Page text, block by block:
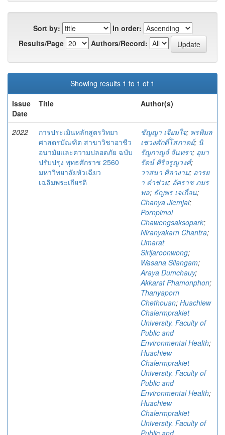
Sort by:
In order:
Results/Page
Authors/Record:
Showing results 1 to 1 of 1
Issue
Date
Title Author(s)
2022
การประเมินหลักสูตรวิทยา
ศาสตรบัณฑิต สาขาวิชาอาชีว
อนามัยและความปลอดภัย ฉบับ
ปรับปรุง พุทธศักราช 2560
มหาวิทยาลัยหัวเฉียว
เฉลิมพระเกียรติ
ชัญญา เจียมใจ; พรพิมล
เชวงศักดิ์โสภาคย์; นิ
รัญกาญจ์ จันทรา; อุมา
รัตน์ ศิริจรูญวงศ์;
วาสนา ศิลางาม; อารย
า ดำช่วย; อัคราช ภมร
พล; ธัญพร เจเถื่อน;
Chanya Jiemjai;
Pornpimol
Chawengsaksopark;
Niranyakarn Chantra;
Umarat
Sirijaroonwong;
Wasana Silangam;
Araya Dumchauy;
Akkarat Phamonphon;
Thanyaporn
Chethouan; Huachiew
Chalermprakiet
University. Faculty of
Public and
Environmental Health;
Huachiew
Chalermprakiet
University. Faculty of
Public and
Environmental Health;
Huachiew
Chalermprakiet
University. Faculty of
Public and